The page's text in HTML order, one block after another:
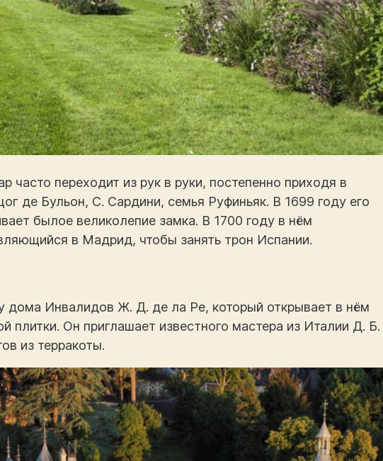
переходит из рук в руки, постепенно приходя в
де Бульон, С. Сардини, семья Руфиньяк. В 1699 году его
былое великолепие замка. В 1700 году в нём
в Мадрид, чтобы занять трон Испании.
дома Инвалидов Ж. Д. де ла Ре, который открывает в нём
плитки. Он приглашает известного мастера из Италии Д. Б.
из терракоты.